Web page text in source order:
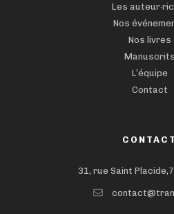
Les
Nos
Nos livres
Manuscrits
L’équipe
Contact
CONTACT
31, rue Saint